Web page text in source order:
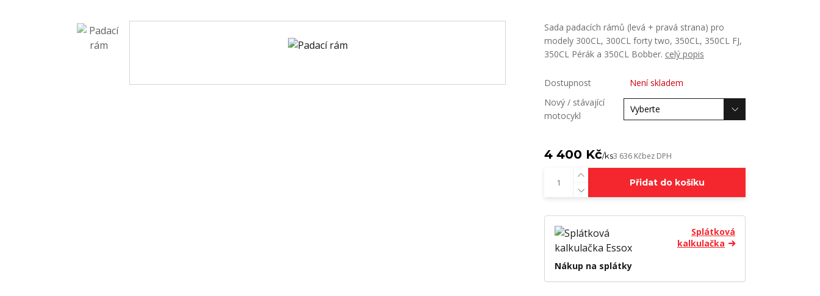
Sada padacích rámů (levá + pravá strana) pro
modely 300CL, 300CL forty two, 350CL, 350CL FJ,
350CL Pérák a 350CL Bobber. celý popis
Dostupnost
Není skladem
Nový / stávající
motocykl
4 400 Kč/ks3 636 Kčbez DPH
Přidat do košíku
Splátková
kalkulačka
Nákup na splátky